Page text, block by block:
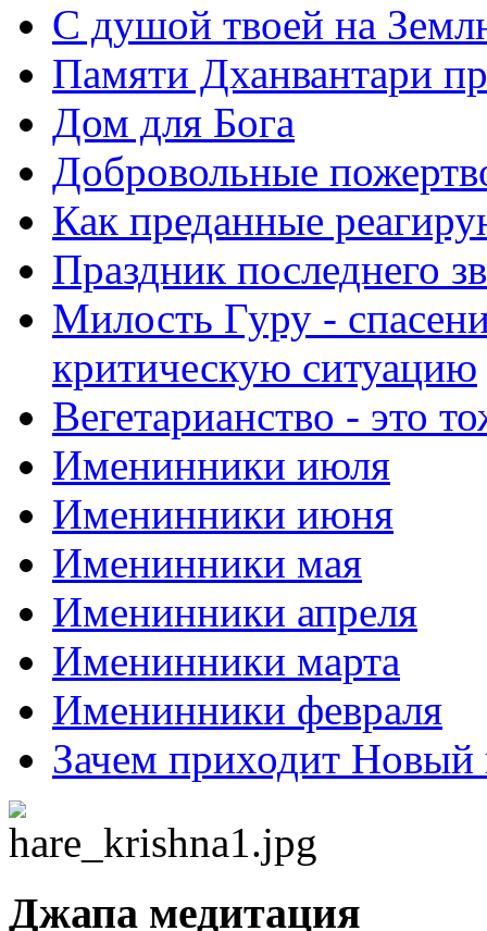
С душой твоей на
Памяти Дханвантари
Дом для Бога
Добровольные
Как преданные
Праздник последнего
Милость Гуру -
критическую ситуацию
Вегетарианство - это
Именинники июля
Именинники июня
Именинники мая
Именинники апреля
Именинники марта
Именинники февраля
Зачем приходит Новый
Джапа медитация